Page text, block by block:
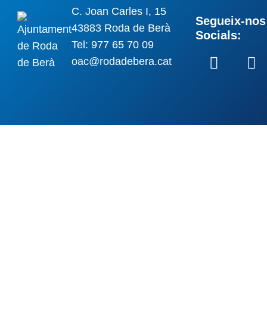
C. Joan Carles I, 15
43883 Roda de Berà
Tel: 977 65 70 09
oac@rodadebera.cat
Segueix-
Socials: